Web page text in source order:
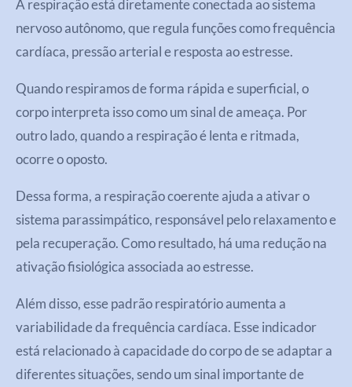
A respiração está diretamente conectada ao sistema
nervoso autônomo, que regula funções como frequência
cardíaca, pressão arterial e resposta ao estresse.
Quando respiramos de forma rápida e superficial, o
corpo interpreta isso como um sinal de ameaça. Por
outro lado, quando a respiração é lenta e ritmada,
ocorre o oposto.
Dessa forma, a respiração coerente ajuda a ativar o
sistema parassimpático, responsável pelo relaxamento e
pela recuperação. Como resultado, há uma redução na
ativação fisiológica associada ao estresse.
Além disso, esse padrão respiratório aumenta a
variabilidade da frequência cardíaca. Esse indicador
está relacionado à capacidade do corpo de se adaptar a
diferentes situações, sendo um sinal importante de